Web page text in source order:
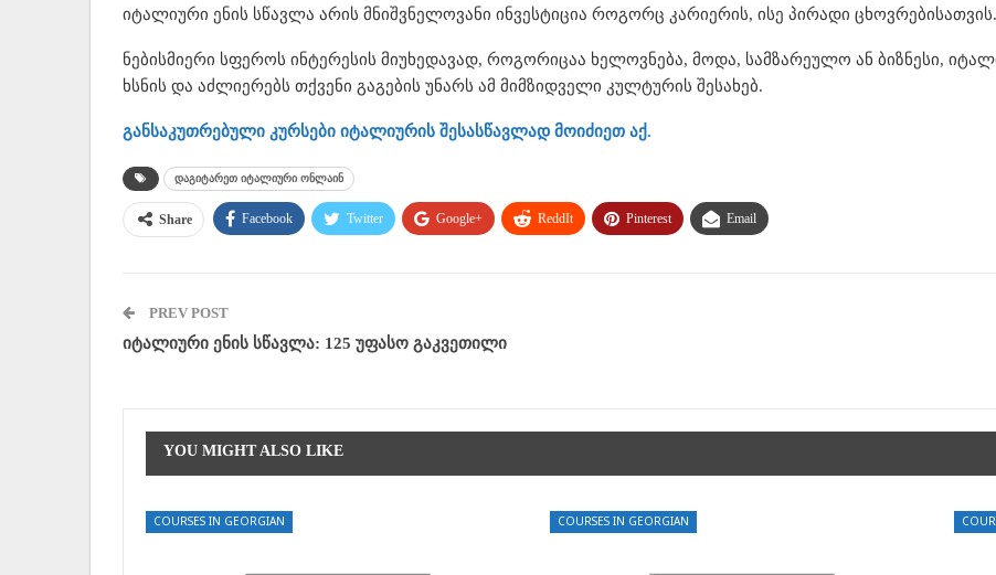
იტალიური ენის სწავლა არის მნიშვნელოვანი ინვესტიცია როგორც კარიერის, ისე პირადი ცხოვრებისათვის.
ნებისმიერი სფეროს ინტერესის მიუხედავად, როგორიცაა ხელოვნება, მოდა, სამზარეულო ან ბიზნესი,
ხსნის და აძლიერებს თქვენი გაგების უნარს ამ მიმზიდველი კულტურის შესახებ.
განსაკუთრებული კურსები იტალიურის შესასწავლად მოიძიეთ აქ.
დაგიტარეთ იტალიური ონლაინ
Share Facebook Twitter Google+ ReddIt Pinterest Email
PREV POST
იტალიური ენის სწავლა: 125 უფასო გაკვეთილი
YOU MIGHT ALSO LIKE
COURSES IN GEORGIAN COURSES IN GEORGIAN